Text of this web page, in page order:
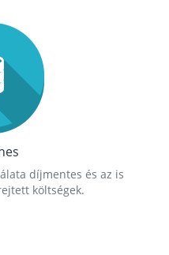
díjmentes és az is
költségek.